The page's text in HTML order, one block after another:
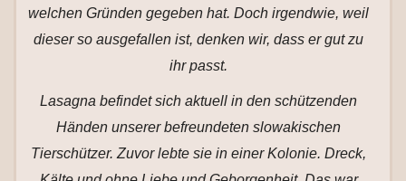
welchen Gründen gegeben hat. Doch irgendwie, weil
dieser so ausgefallen ist, denken wir, dass er gut zu
ihr passt.
Lasagna befindet sich aktuell in den schützenden
Händen unserer befreundeten slowakischen
Tierschützer. Zuvor lebte sie in einer Kolonie. Dreck,